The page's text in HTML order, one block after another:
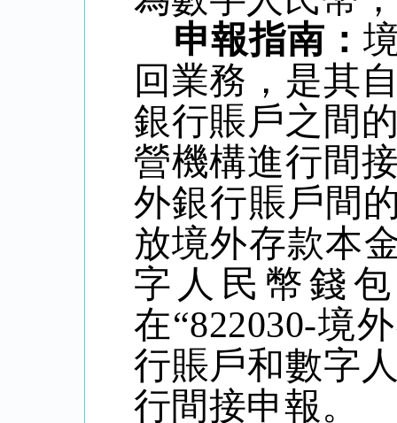
申報指南：
回業務，是其
銀行賬戶之間
營機構進行間
外銀行賬戶間
放境外存款本
字人民幣錢
在“822030-境
行賬戶和數字
行間接申報。